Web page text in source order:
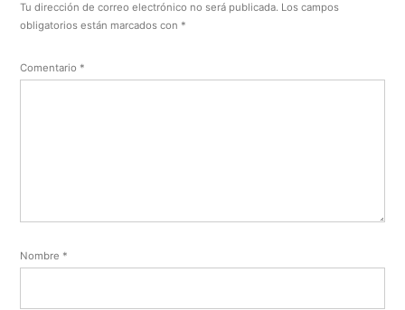
Tu dirección de correo electrónico no será publicada. Los campos
obligatorios están marcados con *
Comentario *
Nombre *